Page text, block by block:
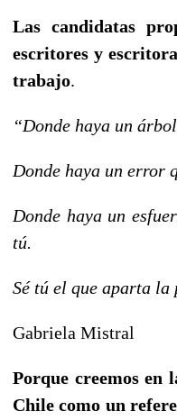
Las candidatas
escritores y
trabajo.
“Donde haya un
Donde haya un error
Donde haya un
tú.
Sé tú el que aparta
Gabriela Mistral
Porque creemos en
Chile como un